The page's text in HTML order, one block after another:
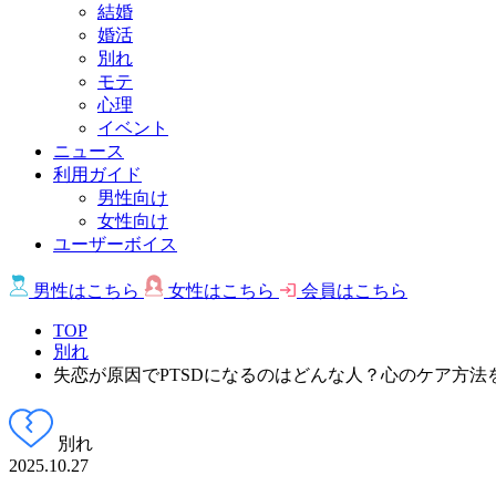
結婚
婚活
別れ
モテ
心理
イベント
ニュース
利用ガイド
男性向け
女性向け
ユーザーボイス
男性はこちら 女性はこちら 会員はこちら
TOP
別れ
失恋が原因でPTSDになるのはどんな人？心のケア方法
別れ
2025.10.27